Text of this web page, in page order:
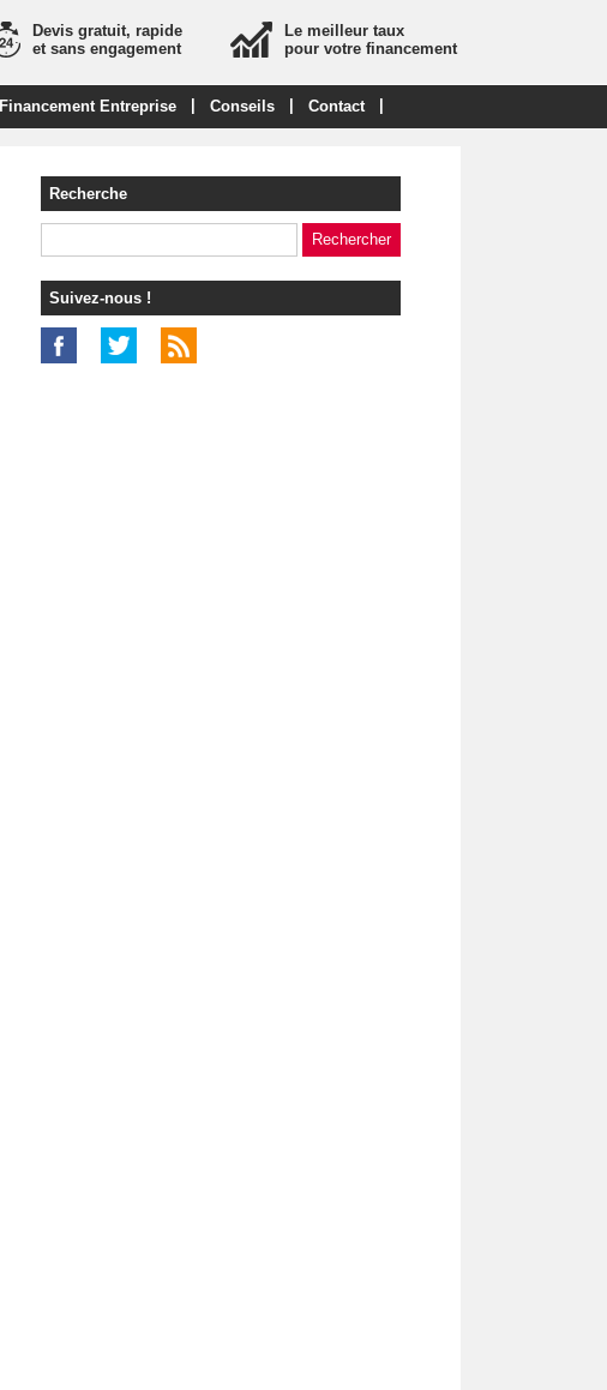
Le meilleur taux
pour votre financement
Devis gratuit, rapide
et sans engagement
Financement Entreprise Conseils Contact
Recherche
Suivez-nous !